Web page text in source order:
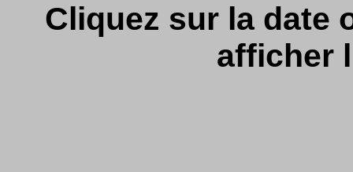
Cliquez sur la date
afficher